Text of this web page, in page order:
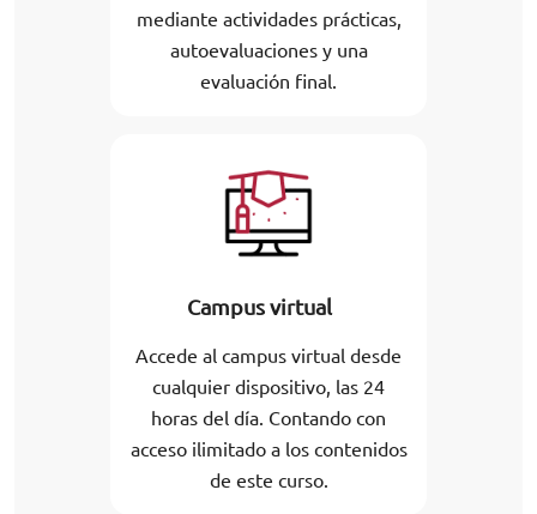
mediante actividades prácticas,
autoevaluaciones y una
evaluación final.
Campus virtual
Accede al campus virtual desde
cualquier dispositivo, las 24
horas del día. Contando con
acceso ilimitado a los contenidos
de este curso.